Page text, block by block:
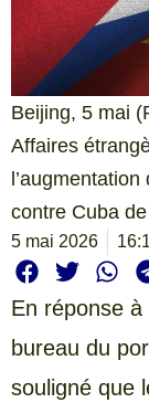
Beijing, 5 mai
Affaires
contre Cuba
5 mai 2026
En réponse
bureau du
souligné que